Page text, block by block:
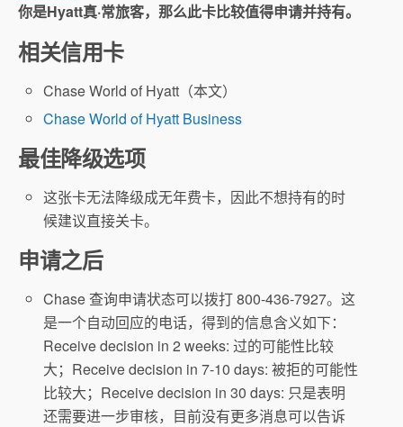
你是Hyatt真·常旅客，那么此卡比较值得申请并持有。
相关信用卡
Chase World of Hyatt（本文）
Chase World of Hyatt Business
最佳降级选项
这张卡无法降级成无年费卡，因此不想持有的时
候建议直接关卡。
申请之后
Chase 查询申请状态可以拨打 800-436-7927。这
是一个自动回应的电话，得到的信息含义如下：
Receive decision in 2 weeks: 过的可能性比较
大；Receive decision in 7-10 days: 被拒的可能性
比较大；Receive decision in 30 days: 只是表明
还需要进一步审核，目前没有更多消息可以告诉